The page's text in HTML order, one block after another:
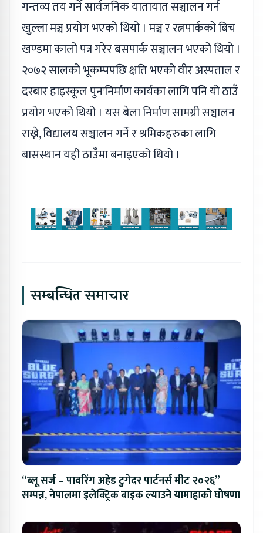
गन्तव्य तय गर्ने सार्वजनिक यातायात सञ्चालन गर्न
खुल्ला मञ्च प्रयोग भएको थियो । मञ्च र रत्नपार्कको बिच
खण्डमा कालो पत्र गरेर बसपार्क सञ्चालन भएको थियो ।
२०७२ सालको भूकम्पपछि क्षति भएको वीर अस्पताल र
दरबार हाइस्कूल पुनःनिर्माण कार्यका लागि पनि यो ठाउँ
प्रयोग भएको थियो । यस बेला निर्माण सामग्री सञ्चालन
राख्ने, विद्यालय सञ्चालन गर्ने र श्रमिकहरुका लागि
बासस्थान यही ठाउँमा बनाइएको थियो ।
सम्बन्धित समाचार
“ब्लू सर्ज – पावरिंग अहेड टुगेदर पार्टनर्स मीट २०२६”
सम्पन्न, नेपालमा इलेक्ट्रिक बाइक ल्याउने यामाहाको घोषणा